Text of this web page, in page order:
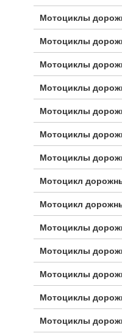
Мотоциклы
Мотоциклы
Мотоциклы
Мотоциклы
Мотоциклы
Мотоциклы
Мотоциклы
Мотоцикл
Мотоцикл
Мотоциклы
Мотоциклы
Мотоциклы
Мотоциклы
Мотоциклы